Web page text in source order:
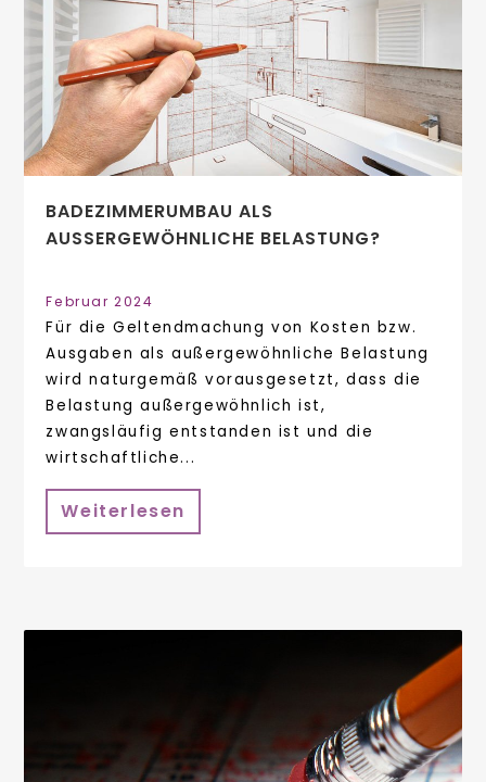
BADEZIMMERUMBAU ALS
AUSSERGEWÖHNLICHE BELASTUNG?
Februar 2024
Für die Geltendmachung von Kosten bzw.
Ausgaben als außergewöhnliche Belastung
wird naturgemäß vorausgesetzt, dass die
Belastung außergewöhnlich ist,
zwangsläufig entstanden ist und die
wirtschaftliche...
Weiterlesen